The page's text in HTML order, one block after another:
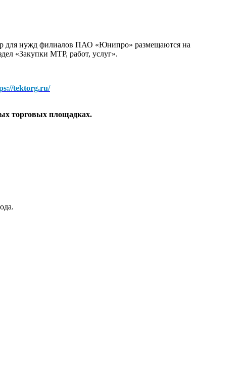
для нужд филиалов ПАО «Юнипро» размещаются на
«Закупки МТР, работ, услуг».
tektorg.ru/
торговых площадках.